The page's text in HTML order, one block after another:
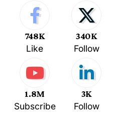
748K
Like
340K
Follow
1.8M
Subscribe
3K
Follow